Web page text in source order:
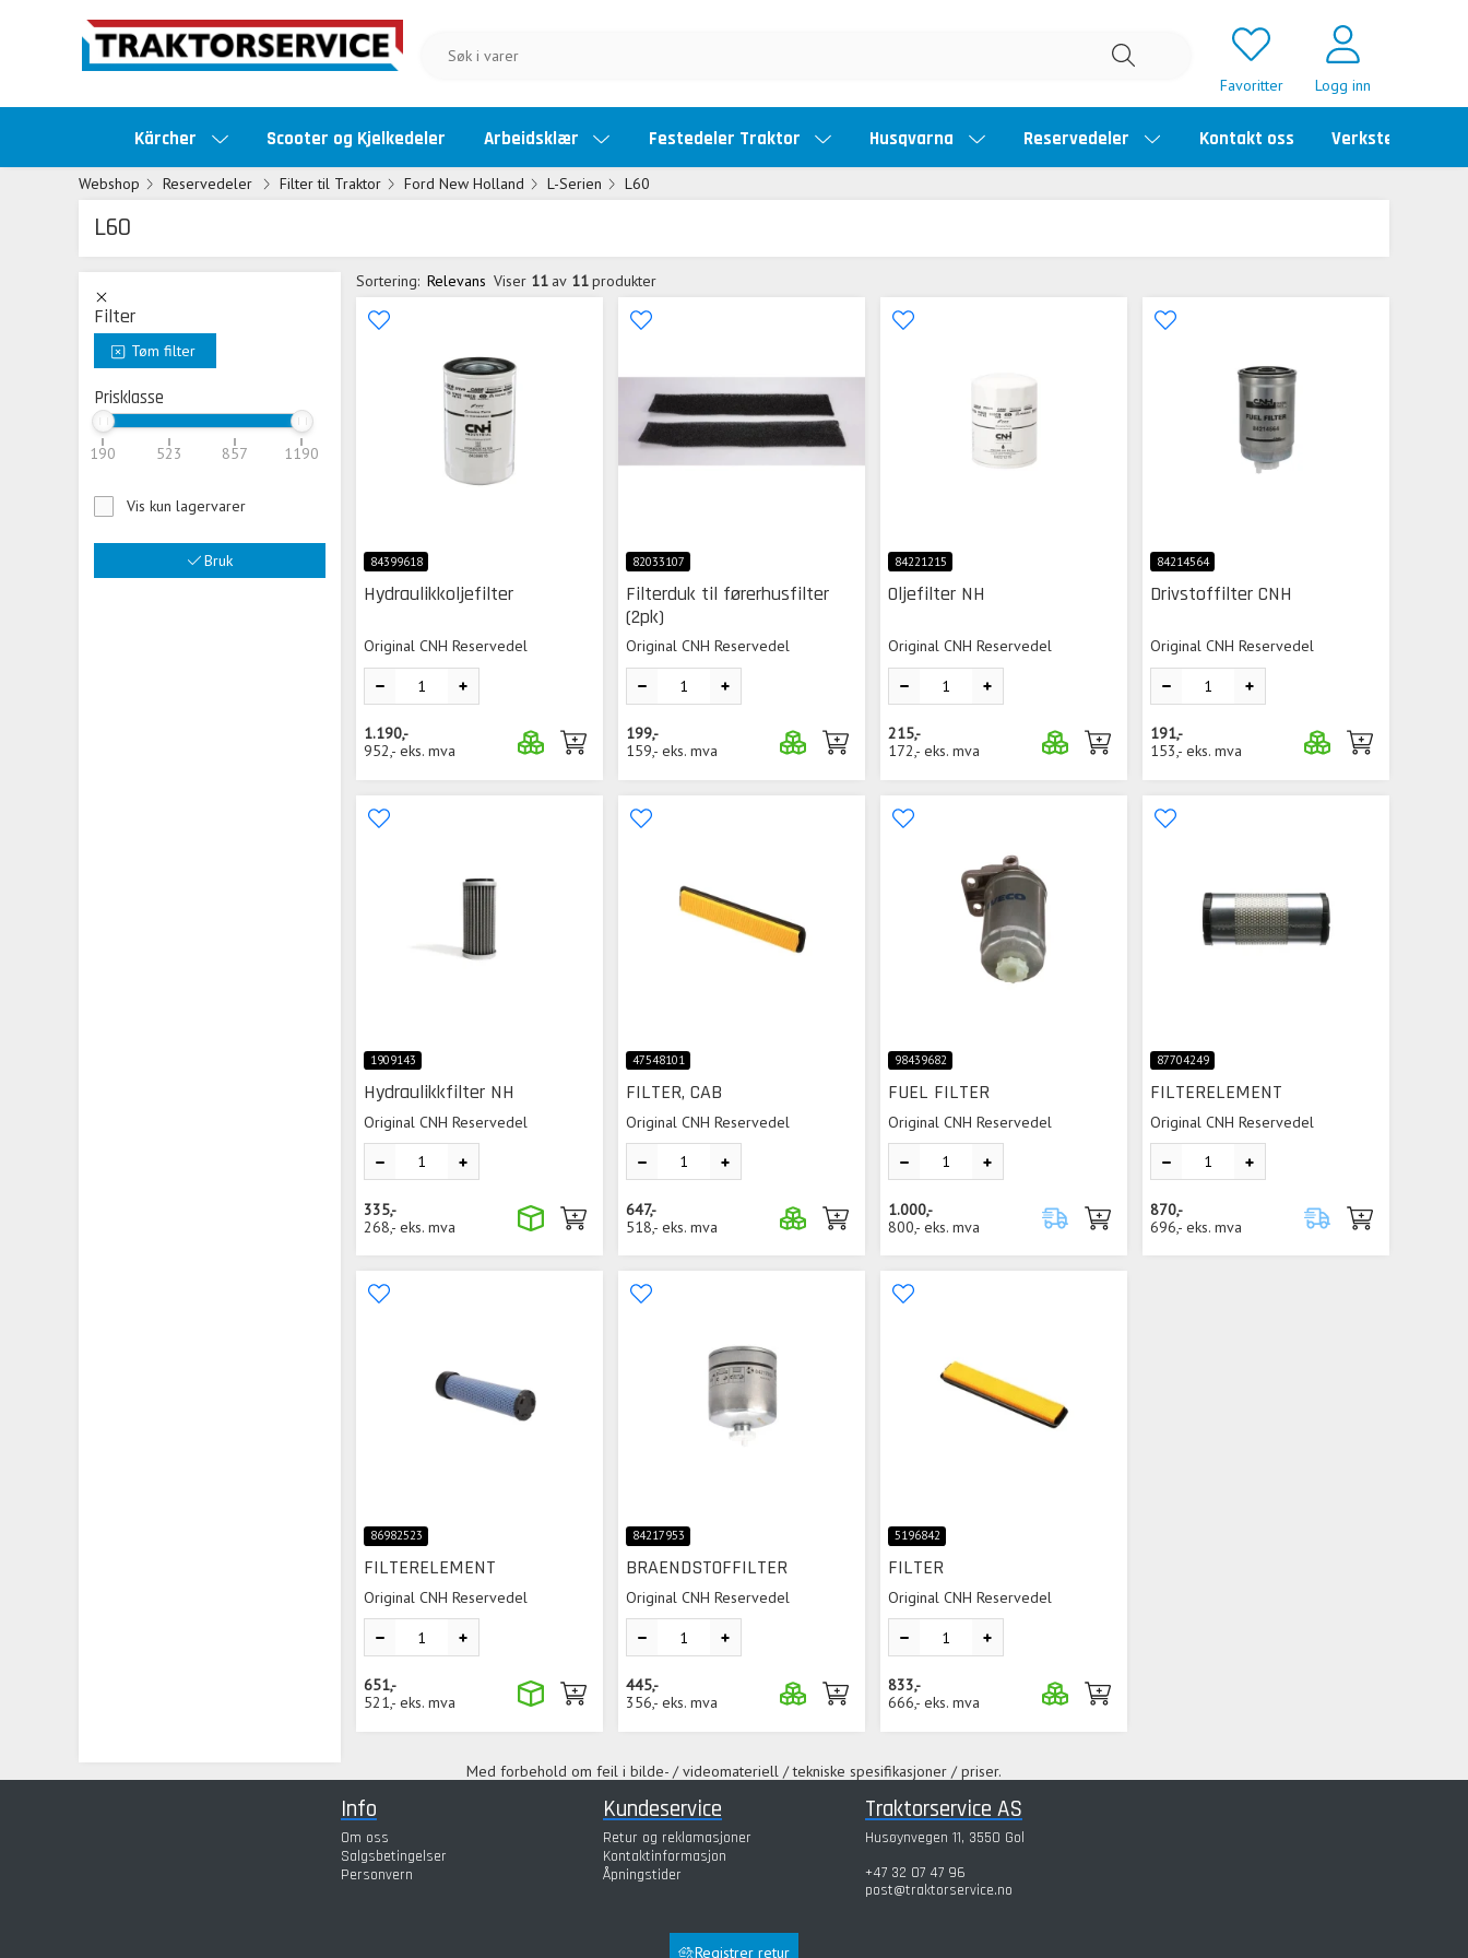
Favoritter Logg inn
Kärcher Scooter og Kjelkedeler Arbeidsklær Festedeler Traktor Husqvarna Reservedeler Kontakt oss Verkstedtime
Webshop Reservedeler Filter til Traktor Ford New Holland L-Serien L60
L60
Filter
Tøm filter
Prisklasse
190 523 857 1190
Vis kun lagervarer
Bruk
Sortering: Relevans Viser 11 av 11produkter
84399618
Hydraulikkoljefilter
Original CNH Reservedel
1.190,-
952,- eks. mva
82033107
Filterduk til førerhusfilter
(2pk)
Original CNH Reservedel
199,-
159,- eks. mva
84221215
Oljefilter NH
Original CNH Reservedel
215,-
172,- eks. mva
84214564
Drivstoffilter CNH
Original CNH Reservedel
191,-
153,- eks. mva
1909143
Hydraulikkfilter NH
Original CNH Reservedel
335,-
268,- eks. mva
47548101
FILTER, CAB
Original CNH Reservedel
647,-
518,- eks. mva
98439682
FUEL FILTER
Original CNH Reservedel
1.000,-
800,- eks. mva
87704249
FILTERELEMENT
Original CNH Reservedel
870,-
696,- eks. mva
86982523
FILTERELEMENT
Original CNH Reservedel
651,-
521,- eks. mva
84217953
BRAENDSTOFFILTER
Original CNH Reservedel
445,-
356,- eks. mva
5196842
FILTER
Original CNH Reservedel
833,-
666,- eks. mva
Med forbehold om feil i bilde- / videomateriell / tekniske spesifikasjoner / priser.
Info
Om oss
Salgsbetingelser
Personvern
Kundeservice
Retur og reklamasjoner
Kontaktinformasjon
Åpningstider
Traktorservice AS
Husøynvegen 11, 3550 Gol
+47 32 07 47 96
post@traktorservice.no
Registrer retur